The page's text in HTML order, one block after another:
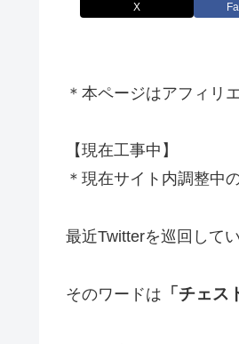
X
＊本ページはアフィリ
【現在工事中】
＊現在サイト内調整中
最近Twitterを巡回して
そのワードは 「チェス